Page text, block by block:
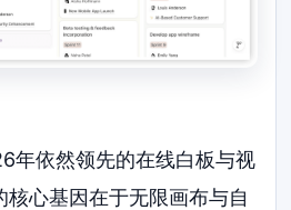
年依然领先的在线白板与视
心基因在于无限画布与自